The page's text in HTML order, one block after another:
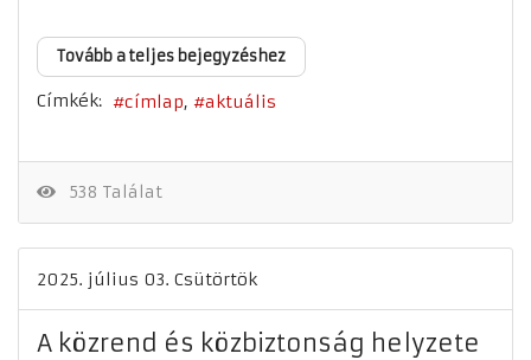
Tovább a teljes bejegyzéshez
Címkék: címlap aktuális
538 Találat
2025. július 03. Csütörtök
A közrend és közbiztonság helyzete